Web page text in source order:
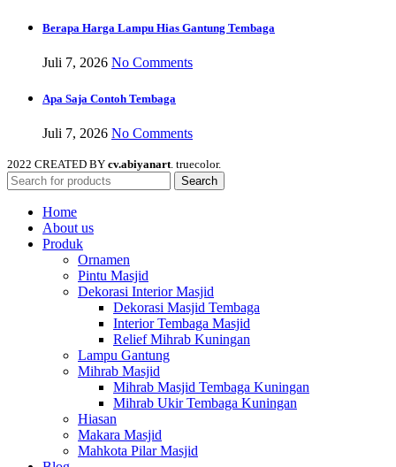
Berapa Harga Lampu Hias Gantung Tembaga
Juli 7, 2026 No Comments
Apa Saja Contoh Tembaga
Juli 7, 2026 No Comments
2022 CREATED BY cv.abiyanart. truecolor.
Search
Home
About us
Produk
Ornamen
Pintu Masjid
Dekorasi Interior Masjid
Dekorasi Masjid Tembaga
Interior Tembaga Masjid
Relief Mihrab Kuningan
Lampu Gantung
Mihrab Masjid
Mihrab Masjid Tembaga Kuningan
Mihrab Ukir Tembaga Kuningan
Hiasan
Makara Masjid
Mahkota Pilar Masjid